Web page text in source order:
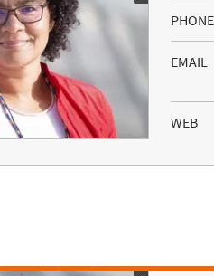
PHONE
EMAIL
WEB